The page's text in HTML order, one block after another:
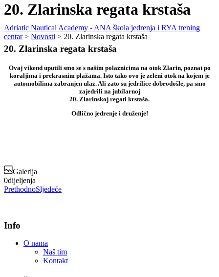
20. Zlarinska regata krstaša
Adriatic Nautical Academy - ANA škola jedrenja i RYA trening
centar> Novosti > 20. Zlarinska regata krstaša
20. Zlarinska regata krstaša
Ovaj vikend uputili smo se s našim polaznicima na otok Zlarin, poznat po
koraljima i prekrasnim plažama. Isto tako ovo je zeleni otok na kojem je
automobilima zabranjen ulaz. Ali zato su jedrilice dobrodošle, pa smo
zajedrili na jubilarnoj
20. Zlarinskoj regati krstaša.
Odlično jedrenje i druženje!
Galerija
0dijeljenja
PrethodnoSljedeće
Info
O nama
Naš tim
Kontakt